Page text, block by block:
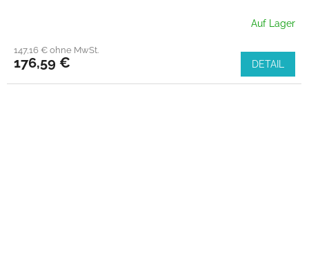
Auf Lager
147,16 € ohne MwSt.
176,59 € DETAIL